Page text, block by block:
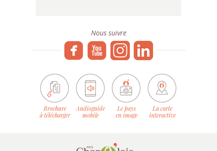
Nous suivre
Brochure
à télécharger
Audioguide
mobile
Le pays
en image
La carte
interactive